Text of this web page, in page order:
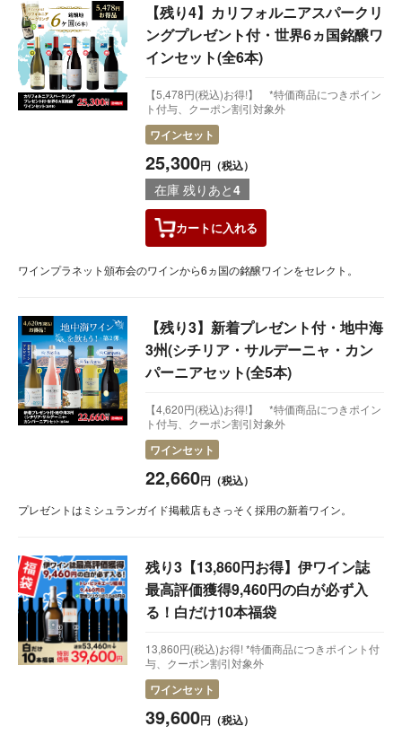
【残り4】カリフォルニアスパークリ
ングプレゼント付・世界6ヵ国銘醸ワ
インセット(全6本)
【5,478円(税込)お得!】 *特価商品につきポイン
ト付与、クーポン割引対象外
ワインセット
25,300円（税込）
在庫 残りあと4
カートに入れる
ワインプラネット頒布会のワインから6ヵ国の銘醸ワインをセレクト。
【残り3】新着プレゼント付・地中海
3州(シチリア・サルデーニャ・カン
パーニアセット(全5本)
【4,620円(税込)お得!】 *特価商品につきポイン
ト付与、クーポン割引対象外
ワインセット
22,660円（税込）
プレゼントはミシュランガイド掲載店もさっそく採用の新着ワイン。
残り3【13,860円お得】伊ワイン誌
最高評価獲得9,460円の白が必ず入
る！白だけ10本福袋
13,860円(税込)お得! *特価商品につきポイント付
与、クーポン割引対象外
ワインセット
39,600円（税込）